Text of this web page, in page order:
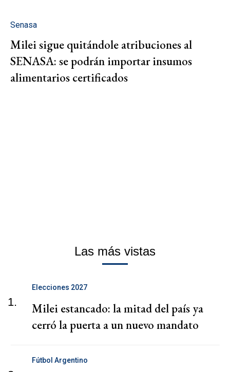
Senasa
Milei sigue quitándole atribuciones al
SENASA: se podrán importar insumos
alimentarios certificados
Las más vistas
1.
Elecciones 2027
Milei estancado: la mitad del país ya
cerró la puerta a un nuevo mandato
Fútbol Argentino